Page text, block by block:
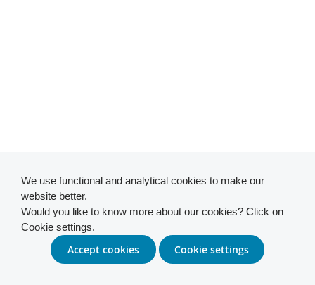
We use functional and analytical cookies to make our
website better.
Would you like to know more about our cookies? Click on
Cookie settings.
Accept cookies Cookie settings